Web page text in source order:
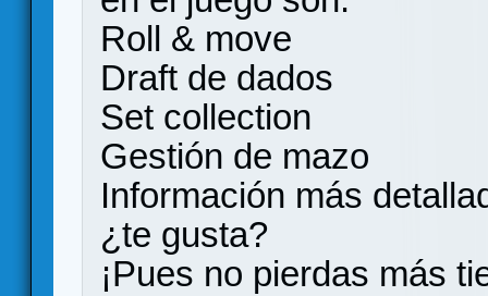
Roll & move
Draft de dados
Set collection
Gestión de mazo
Información más
¿te gusta?
¡Pues no pierdas más